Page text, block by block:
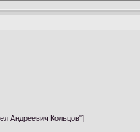
Андреевич Кольцов"]